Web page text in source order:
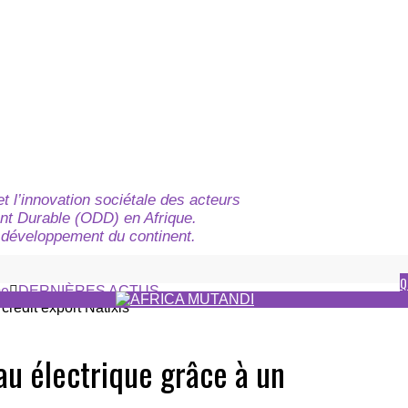
l’innovation sociétale des acteurs
Durable (ODD) en Afrique.
du continent.
DERNIÈRES ACTUS
électrique grâce à un